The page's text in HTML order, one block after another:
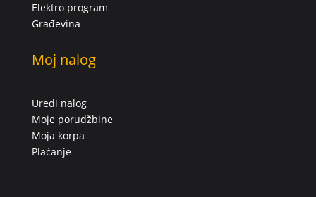
Elektro program
Građevina
Moj nalog
Uredi nalog
Moje porudžbine
Moja korpa
Plaćanje